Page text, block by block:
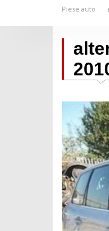
Piese auto